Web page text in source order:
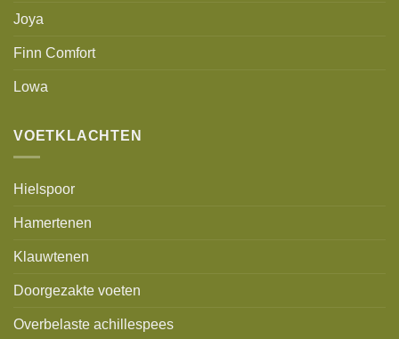
Joya
Finn Comfort
Lowa
VOETKLACHTEN
Hielspoor
Hamertenen
Klauwtenen
Doorgezakte voeten
Overbelaste achillespees